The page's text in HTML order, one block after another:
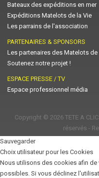
Bateaux des expéditions en mer
Expéditions Matelots de la Vie
Les parrains de l'association
PARTENAIRES & SPONSORS
Les partenaires des Matelots de
Soutenez notre projet !
ESPACE PRESSE / TV
Espace professionnel média
Copyright © 2026 TETE A
réservés -
Sauvegarder
Choix utilisateur pour les Cookies
Nous utilisons des cookies afin
possibles. Si vous déclinez